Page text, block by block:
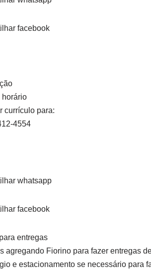
currículo para:
4554
entregas
agregando Fiorino para fazer entregas
e estacionamento se necessário para